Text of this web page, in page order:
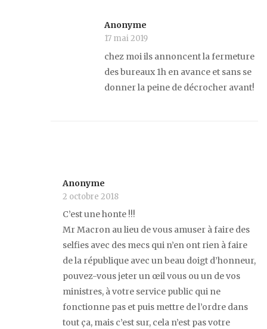
Anonyme
17 mai 2019
chez moi ils annoncent la fermeture
des bureaux 1h en avance et sans se
donner la peine de décrocher avant!
Anonyme
2 octobre 2018
C’est une honte !!!
Mr Macron au lieu de vous amuser à faire des
selfies avec des mecs qui n’en ont rien à faire
de la république avec un beau doigt d’honneur,
pouvez-vous jeter un œil vous ou un de vos
ministres, à votre service public qui ne
fonctionne pas et puis mettre de l’ordre dans
tout ça, mais c’est sur, cela n’est pas votre